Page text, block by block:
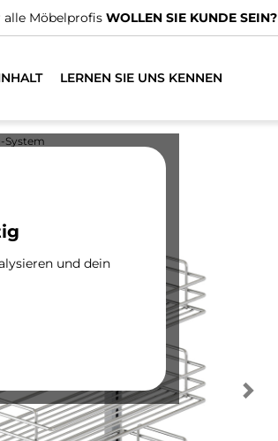
alle Möbelprofis WOLLEN SIE KUNDE SEIN?
LERNEN SIE UNS KENNEN
und dein
System